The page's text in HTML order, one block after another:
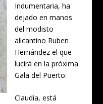
Indumentaria, ha
dejado en manos
del modisto
alicantino Ruben
Hernández el que
lucirá en la próxima
Gala del Puerto.
Claudia, está